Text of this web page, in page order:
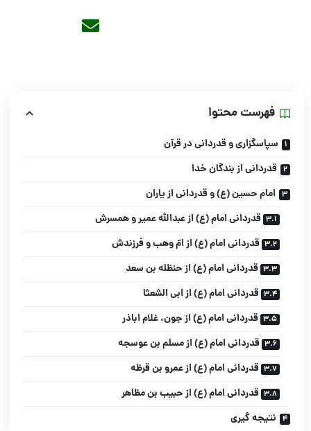
فهرست محتوا
سپاسگزاری و قدردانی در قرآن
قدردانی از بندگان خدا
امام حسین (ع) و قدردانی از یاران
قدردانی امام (ع) از عبدالله عمیر و همسرش
قدردانی امام (ع) از امّ وهب و فرزندش
قدردانی امام (ع) از حنظله بن سعد
قدردانی امام (ع) از ابی الشعثا
قدردانی امام (ع) از جون، غلام اباذر
قدردانی امام (ع) از مسلم بن عوسجه
قدردانی امام (ع) از عمرو بن قرظه
قدردانی امام (ع) از حبیب بن مظاهر
نتیجه گیری